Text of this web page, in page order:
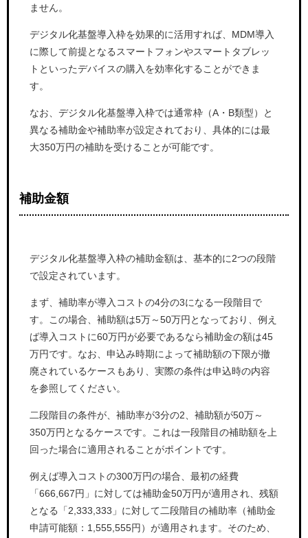
ません。
デジタル化基盤導入枠を効果的に活用すれば、MDM導入
に際して前提となるスマートフォンやスマートタブレッ
トといったデバイスの購入を効率化することができま
す。
なお、デジタル化基盤導入枠では通常枠（A・B類型）と
異なる補助金や補助率が設定されており、具体的には最
大350万円の補助を受けることが可能です。
補助金額
デジタル化基盤導入枠の補助金額は、基本的に2つの段階
で設定されています。
まず、補助率が導入コストの4分の3になる一段階目で
す。この場合、補助額は5万～50万円となっており、例え
ば導入コストに60万円が必要であるなら補助金の額は45
万円です。なお、申込み時期によって補助額の下限が撤
廃されているケースもあり、実際の条件は申込時の内容
を参照してください。
二段階目の条件が、補助率が3分の2、補助額が50万～
350万円となるケースです。これは一段階目の補助額を上
回った場合に適用されることがポイントです。
例えば導入コストの300万円の場合、最初の経費
「666,667円」に対しては補助金50万円が適用され、残額
となる「2,333,333」に対して二段階目の補助率（補助金
申請可能額：1,555,555円）が適用されます。そのため、